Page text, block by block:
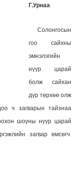
Г.Урнаа
Солонгосын
гоо сайхны
эмнэлэгийн
нүүр царай
болж сайхан
дүр төрхөө олж
ч загварын тайзнаа
шоуны нүүр царай
загвар өмсөгч